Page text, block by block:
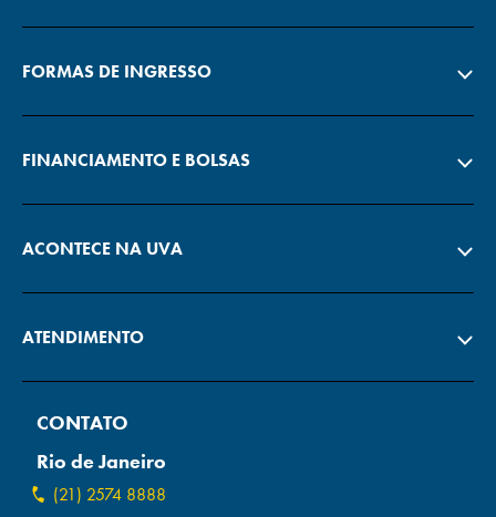
FORMAS DE INGRESSO
FINANCIAMENTO E BOLSAS
ACONTECE NA UVA
ATENDIMENTO
CONTATO
Rio de Janeiro
(21) 2574 8888